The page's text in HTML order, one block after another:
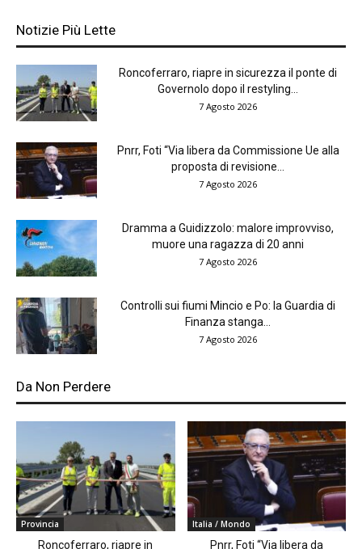
Notizie Più Lette
Roncoferraro, riapre in sicurezza il ponte di
Governolo dopo il restyling...
7 Agosto 2026
Pnrr, Foti “Via libera da Commissione Ue alla
proposta di revisione...
7 Agosto 2026
Dramma a Guidizzolo: malore improvviso,
muore una ragazza di 20 anni
7 Agosto 2026
Controlli sui fiumi Mincio e Po: la Guardia di
Finanza stanga...
7 Agosto 2026
Da Non Perdere
Provincia
Roncoferraro, riapre in
Italia / Mondo
Pnrr, Foti “Via libera da